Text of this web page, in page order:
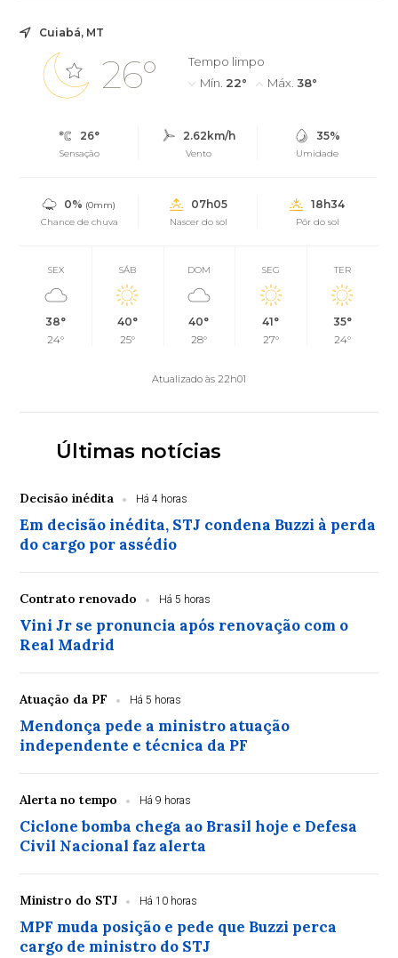
Cuiabá, MT
26°
Tempo limpo
Mín. 22° Máx. 38°
26°
Sensação
2.62km/h
Vento
35%
Umidade
0% (0mm)
Chance de chuva
07h05
Nascer do sol
18h34
Pôr do sol
SEX
38°
24°
SÁB
40°
25°
DOM
40°
28°
SEG
41°
27°
TER
35°
24°
Atualizado às 22h01
Últimas notícias
Decisão inédita Há 4 horas
Em decisão inédita, STJ condena Buzzi à perda
do cargo por assédio
Contrato renovado Há 5 horas
Vini Jr se pronuncia após renovação com o
Real Madrid
Atuação da PF Há 5 horas
Mendonça pede a ministro atuação
independente e técnica da PF
Alerta no tempo Há 9 horas
Ciclone bomba chega ao Brasil hoje e Defesa
Civil Nacional faz alerta
Ministro do STJ Há 10 horas
MPF muda posição e pede que Buzzi perca
cargo de ministro do STJ